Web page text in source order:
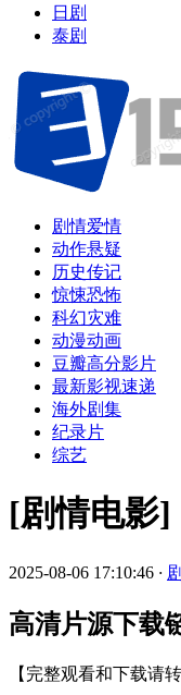
日剧
泰剧
剧情爱情
动作悬疑
历史传记
惊悚恐怖
科幻灾难
动漫动画
豆瓣高分影片
最新影视速递
海外剧集
纪录片
综艺
[剧情电影]
2025-08-06 17:10:46 ·
高清片源下载
【完整观看和下载请